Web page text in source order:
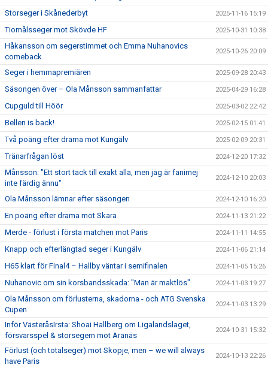
Storseger i Skånederbyt 2025-11-16 15:19
Tiomålsseger mot Skövde HF 2025-10-31 10:38
Håkansson om segerstimmet och Emma Nuhanovics
comeback
2025-10-26 20:09
Seger i hemmapremiären 2025-09-28 20:43
Säsongen över – Ola Månsson sammanfattar 2025-04-29 16:28
Cupguld till Höör 2025-03-02 22:42
Bellen is back! 2025-02-15 01:41
Två poäng efter drama mot Kungälv 2025-02-09 20:31
Tränarfrågan löst 2024-12-20 17:32
Månsson: "Ett stort tack till exakt alla, men jag är fanimej
inte färdig ännu"
2024-12-10 20:03
Ola Månsson lämnar efter säsongen 2024-12-10 16:20
En poäng efter drama mot Skara 2024-11-13 21:22
Merde - förlust i första matchen mot Paris 2024-11-11 14:55
Knapp och efterlängtad seger i Kungälv 2024-11-06 21:14
H65 klart för Final4 – Hallby väntar i semifinalen 2024-11-05 15:26
Nuhanovic om sin korsbandsskada: "Man är maktlös" 2024-11-03 19:27
Ola Månsson om förlusterna, skadorna - och ATG Svenska
Cupen
2024-11-03 13:29
Inför VästeråsIrsta: Shoai Hallberg om Ligalandslaget,
försvarsspel & storsegern mot Aranäs
2024-10-31 15:32
Förlust (och totalseger) mot Skopje, men – we will always
have Paris
2024-10-13 22:26